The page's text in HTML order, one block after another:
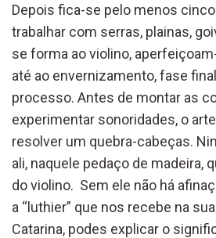
Depois fica-se pelo menos
trabalhar com serras, plainas, go
se forma ao violino, a
até ao envernizamento,fase final
processo. Antes de montar as
experimentar sonoridades, o
resolver um quebra-cabeças.
ali, naquele pedaço de madeira,
do violino. Sem ele não há
a “luthier” que nos recebe na
Catarina, podes explicar o